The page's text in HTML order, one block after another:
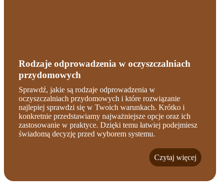
Rodzaje odprowadzenia w oczyszczalniach
przydomowych
Sprawdź, jakie są rodzaje odprowadzenia w
oczyszczalniach przydomowych i które rozwiązanie
najlepiej sprawdzi się w Twoich warunkach. Krótko i
konkretnie przedstawiamy najważniejsze opcje oraz ich
zastosowanie w praktyce. Dzięki temu łatwiej podejmiesz
świadomą decyzję przed wyborem systemu.
Czytaj więcej